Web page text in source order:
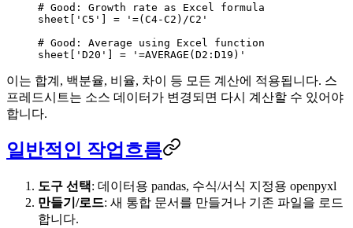
# Good: Growth rate as Excel formula
sheet[ 'C5' ] = '=(C4-C2)/C2'
# Good: Average using Excel function
sheet[ 'D20' ] = '=AVERAGE(D2:D19)'
이는 합계, 백분율, 비율, 차이 등 모든 계산에 적용됩니다. 스
프레드시트는 소스 데이터가 변경되면 다시 계산할 수 있어야
합니다.
일반적인 작업흐름
도구 선택: 데이터용 pandas, 수식/서식 지정용 openpyxl
만들기/로드: 새 통합 문서를 만들거나 기존 파일을 로드
합니다.